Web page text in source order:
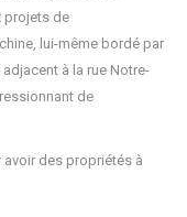
projets de
lui-même bordé par
à la rue Notre-
de
des propriétés à